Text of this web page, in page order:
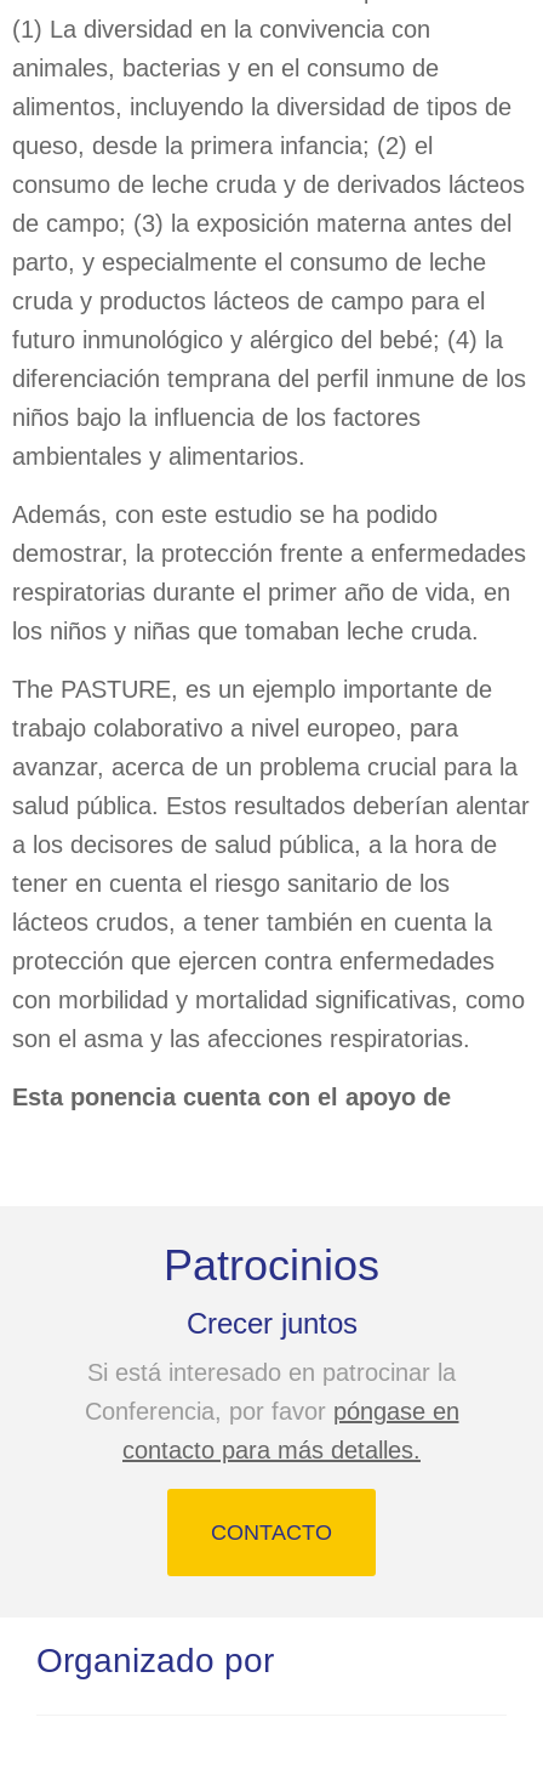
(1) La diversidad en la convivencia con
animales, bacterias y en el consumo de
alimentos, incluyendo la diversidad de tipos de
queso, desde la primera infancia; (2) el
consumo de leche cruda y de derivados lácteos
de campo; (3) la exposición materna antes del
parto, y especialmente el consumo de leche
cruda y productos lácteos de campo para el
futuro inmunológico y alérgico del bebé; (4) la
diferenciación temprana del perfil inmune de los
niños bajo la influencia de los factores
ambientales y alimentarios.
Además, con este estudio se ha podido
demostrar, la protección frente a enfermedades
respiratorias durante el primer año de vida, en
los niños y niñas que tomaban leche cruda.
The PASTURE, es un ejemplo importante de
trabajo colaborativo a nivel europeo, para
avanzar, acerca de un problema crucial para la
salud pública. Estos resultados deberían alentar
a los decisores de salud pública, a la hora de
tener en cuenta el riesgo sanitario de los
lácteos crudos, a tener también en cuenta la
protección que ejercen contra enfermedades
con morbilidad y mortalidad significativas, como
son el asma y las afecciones respiratorias.
Esta ponencia cuenta con el apoyo de
Patrocinios
Crecer juntos
Si está interesado en patrocinar la
Conferencia, por favor póngase en
contacto para más detalles.
CONTACTO
Organizado por